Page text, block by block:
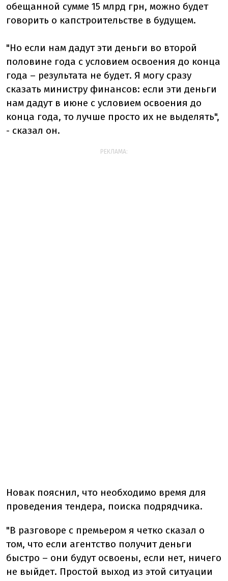
обещанной сумме 15 млрд грн, можно будет
говорить о капстроительстве в будущем.
"Но если нам дадут эти деньги во второй
половине года с условием освоения до конца
года – результата не будет. Я могу сразу
сказать министру финансов: если эти деньги
нам дадут в июне с условием освоения до
конца года, то лучше просто их не выделять",
- сказал он.
РЕКЛАМА:
Новак пояснил, что необходимо время для
проведения тендера, поиска подрядчика.
"В разговоре с премьером я четко сказал о
том, что если агентство получит деньги
быстро – они будут освоены, если нет, ничего
не выйдет. Простой выход из этой ситуации